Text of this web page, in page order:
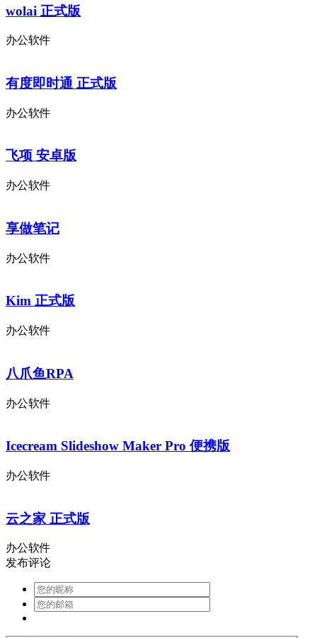
wolai 正式版
办公软件
有度即时通 正式版
办公软件
飞项 安卓版
办公软件
享做笔记
办公软件
Kim 正式版
办公软件
八爪鱼RPA
办公软件
Icecream Slideshow Maker Pro 便携版
办公软件
云之家 正式版
办公软件
发布评论